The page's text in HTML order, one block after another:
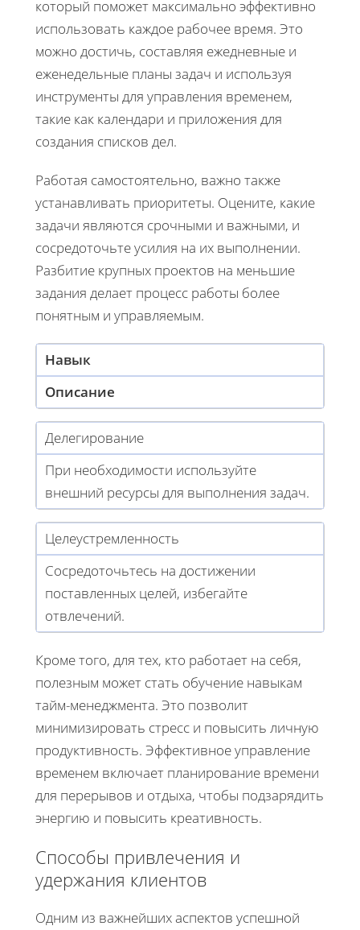
который поможет максимально эффективно
использовать каждое рабочее время. Это
можно достичь, составляя ежедневные и
еженедельные планы задач и используя
инструменты для управления временем,
такие как календари и приложения для
создания списков дел.
Работая самостоятельно, важно также
устанавливать приоритеты. Оцените, какие
задачи являются срочными и важными, и
сосредоточьте усилия на их выполнении.
Разбитие крупных проектов на меньшие
задания делает процесс работы более
понятным и управляемым.
Навык
Описание
Делегирование
При необходимости используйте
внешний ресурсы для выполнения задач.
Целеустремленность
Сосредоточьтесь на достижении
поставленных целей, избегайте
отвлечений.
Кроме того, для тех, кто работает на себя,
полезным может стать обучение навыкам
тайм-менеджмента. Это позволит
минимизировать стресс и повысить личную
продуктивность. Эффективное управление
временем включает планирование времени
для перерывов и отдыха, чтобы подзарядить
энергию и повысить креативность.
Способы привлечения и
удержания клиентов
Одним из важнейших аспектов успешной